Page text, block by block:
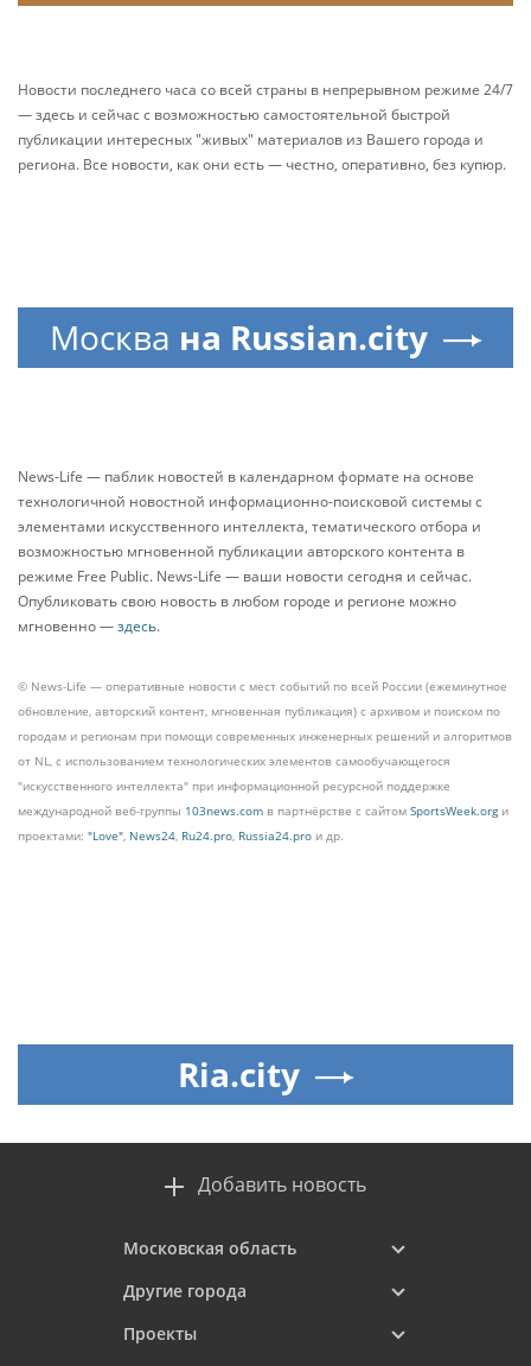
Новости последнего часа со всей страны в непрерывном режиме 24/7
— здесь и сейчас с возможностью самостоятельной быстрой
публикации интересных "живых" материалов из Вашего города и
региона. Все новости, как они есть — честно, оперативно, без купюр.
Москва на Russian.city
News-Life — паблик новостей в календарном формате на основе
технологичной новостной информационно-поисковой системы с
элементами искусственного интеллекта, тематического отбора и
возможностью мгновенной публикации авторского контента в
режиме Free Public. News-Life — ваши новости сегодня и сейчас.
Опубликовать свою новость в любом городе и регионе можно
мгновенно —здесь.
© News-Life — оперативные новости с мест событий по всей России (ежеминутное
обновление, авторский контент, мгновенная публикация) с архивом и поиском по
городам и регионам при помощи современных инженерных решений и алгоритмов
от NL, с использованием технологических элементов самообучающегося
"искусственного интеллекта" при информационной ресурсной поддержке
международной веб-группы 103news.com в партнёрстве с сайтом SportsWeek.orgи
проектами: "Love", News24, Ru24.pro, Russia24.pro и др.
Ria.city
Добавить новость
Московская область
Другие города
Проекты